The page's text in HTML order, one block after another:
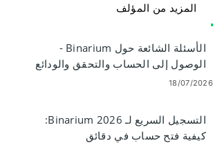
المزيد من المؤلف
الأسئلة الشائعة حول Binarium -
الوصول إلى الحساب والتحقق والودائع
والتداول
18/07/2026
التسجيل السريع لـ Binarium 2026:
كيفية فتح حساب في دقائق